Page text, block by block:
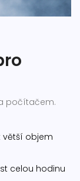
počítačem.
větší objem
celou hodinu